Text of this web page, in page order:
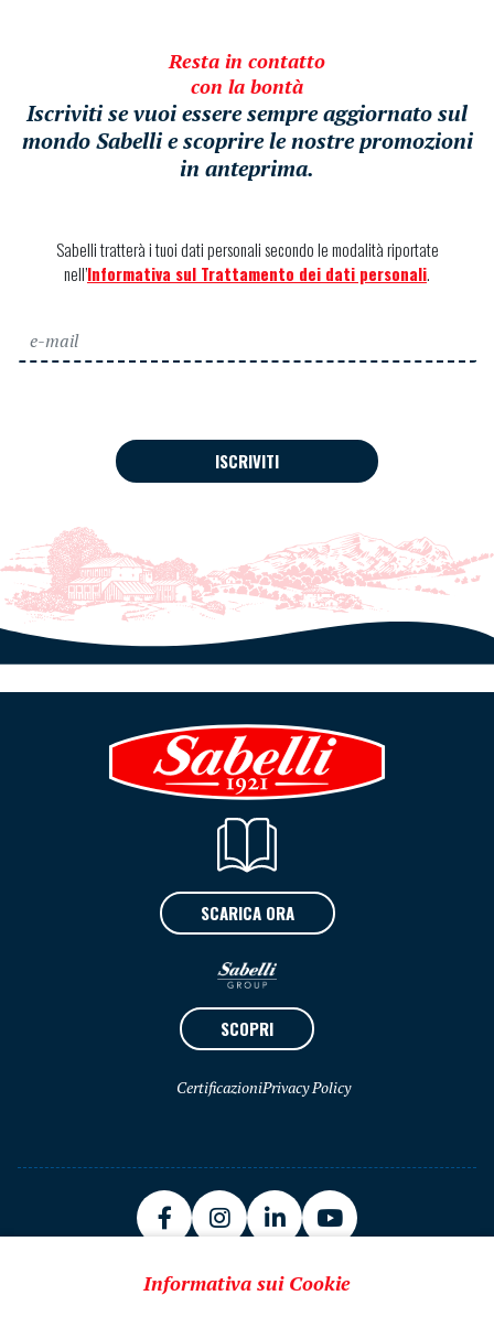
Resta in contatto
con la bontà
Iscriviti se vuoi essere sempre aggiornato sul
mondo Sabelli e scoprire le nostre promozioni
in anteprima.
Sabelli tratterà i tuoi dati personali secondo le modalità riportate
nell’Informativa sul Trattamento dei dati personali.
ISCRIVITI
Informativa sui Cookie
SCARICA ORA
SCOPRI
CertificazioniPrivacy Policy